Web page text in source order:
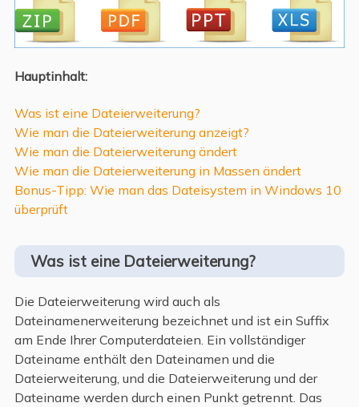
Hauptinhalt:
Was ist eine Dateierweiterung?
Wie man die Dateierweiterung anzeigt?
Wie man die Dateierweiterung ändert
Wie man die Dateierweiterung in Massen ändert
Bonus-Tipp: Wie man das Dateisystem in Windows 10
überprüft
Was ist eine Dateierweiterung?
Die Dateierweiterung wird auch als
Dateinamenerweiterung bezeichnet und ist ein Suffix
am Ende Ihrer Computerdateien. Ein vollständiger
Dateiname enthält den Dateinamen und die
Dateierweiterung, und die Dateierweiterung und der
Dateiname werden durch einen Punkt getrennt. Das